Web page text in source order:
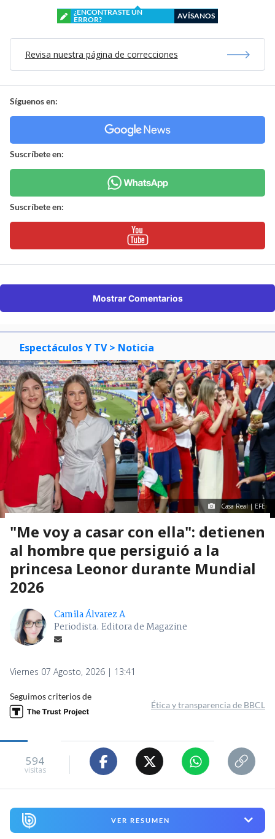
¿ENCONTRASTE UN
ERROR?
AVÍSANOS
Revisa nuestra página de correcciones
Síguenos en:
Suscríbete en:
Suscríbete en:
Mostrar Comentarios
Espectáculos Y TV > Noticia
Casa Real | EFE
"Me voy a casar con ella": detienen
al hombre que persiguió a la
princesa Leonor durante Mundial
2026
Camila Álvarez A
Periodista. Editora de Magazine
Viernes 07 Agosto, 2026 | 13:41
Seguimos criterios de
Ética y transparencia de BBCL
594
visitas
VER RESUMEN